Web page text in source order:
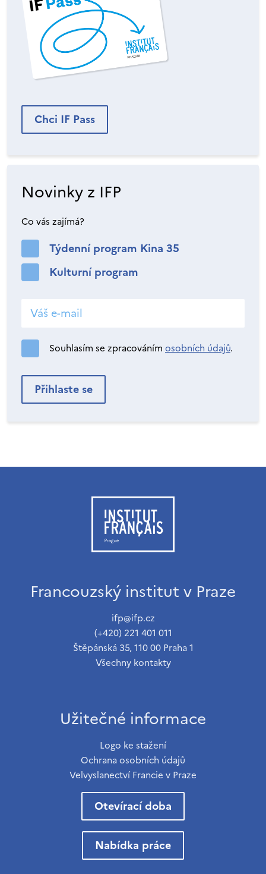
Chci IF Pass
Novinky z IFP
Co vás zajímá?
Týdenní program Kina 35
Kulturní program
Souhlasím se zpracováním osobních údajů.
Francouzský institut v Praze
ifp@ifp.cz
(+420) 221 401 011
Štěpánská 35, 110 00 Praha 1
Všechny kontakty
Užitečné informace
Logo ke stažení
Ochrana osobních údajů
Velvyslanectví Francie v Praze
Otevírací doba
Nabídka práce